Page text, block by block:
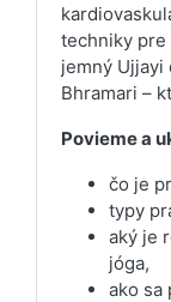
techniky pre
jemný Ujjayi
Bhramari –
Povieme a
čo je
typy
aký je
jóga,
ako sa